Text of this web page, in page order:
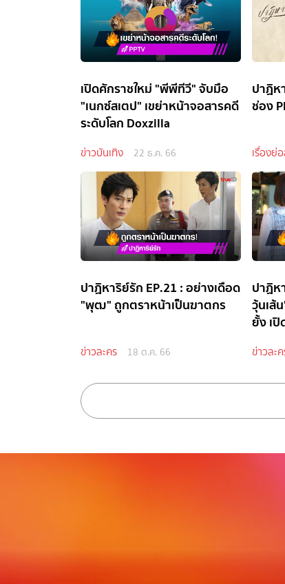
เปิดศักราชใหม่ "พีพีทีวี" จับมือ
"เนกซ์สเตป" เขย่าหน้าจอสารคดี
ระดับโลก Doxzilla
ข่าวบันเทิง 22 ธ.ค. 66
ปาฏิห
ช่อง
เรื่องย่
ปาฏิหาริย์รัก EP.21 : อย่างเดือด
"พุฒ" ถูกตราหน้าเป็นฆาตกร
ข่าวละคร 18 ต.ค. 66
ปาฏิห
วุ้นเส้
ยั้ง เ
ข่าวละ